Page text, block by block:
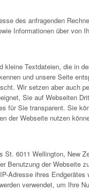
des anfragenden
Informationen über von
Textdateien, die in
und unsere Seite
Wir setzen aber auch
Sie auf Webseiten
für Sie transparent. Sie
der Webseite nutzen
6011 Wellington, New
Benutzung der Webseite
Adresse ihres
verwendet, um Ihre